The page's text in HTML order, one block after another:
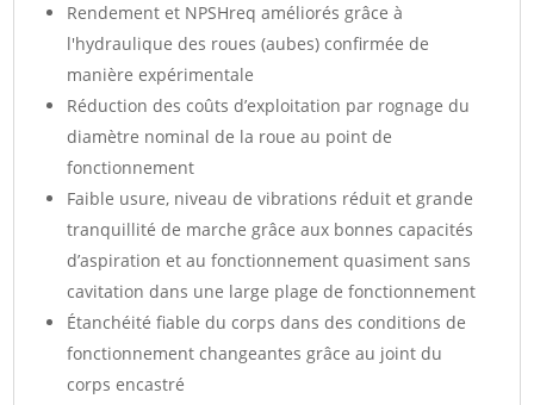
Rendement et NPSHreq améliorés grâce à
l'hydraulique des roues (aubes) confirmée de
manière expérimentale
Réduction des coûts d’exploitation par rognage du
diamètre nominal de la roue au point de
fonctionnement
Faible usure, niveau de vibrations réduit et grande
tranquillité de marche grâce aux bonnes capacités
d’aspiration et au fonctionnement quasiment sans
cavitation dans une large plage de fonctionnement
Étanchéité fiable du corps dans des conditions de
fonctionnement changeantes grâce au joint du
corps encastré